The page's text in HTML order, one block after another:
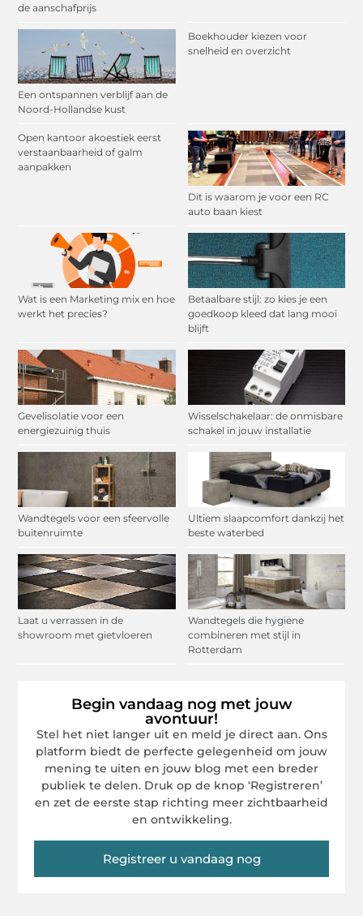
de aanschafprijs
Een ontspannen verblijf aan de
Noord-Hollandse kust
Boekhouder kiezen voor
snelheid en overzicht
Open kantoor akoestiek eerst
verstaanbaarheid of galm
aanpakken
Dit is waarom je voor een RC
auto baan kiest
Wat is een Marketing mix en hoe
werkt het precies?
Betaalbare stijl: zo kies je een
goedkoop kleed dat lang mooi
blijft
Gevelisolatie voor een
energiezuinig thuis
Wisselschakelaar: de onmisbare
schakel in jouw installatie
Wandtegels voor een sfeervolle
buitenruimte
Ultiem slaapcomfort dankzij het
beste waterbed
Laat u verrassen in de
showroom met gietvloeren
Wandtegels die hygiëne
combineren met stijl in
Rotterdam
Begin vandaag nog met jouw
avontuur!
Stel het niet langer uit en meld je direct aan. Ons
platform biedt de perfecte gelegenheid om jouw
mening te uiten en jouw blog met een breder
publiek te delen. Druk op de knop ‘Registreren’
en zet de eerste stap richting meer zichtbaarheid
en ontwikkeling.
Registreer u vandaag nog